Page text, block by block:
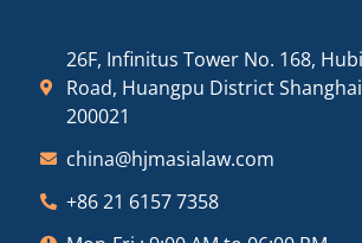
26F, Infinitus Tower No. 168,
Road, Huangpu District
200021
china@hjmasialaw.com
+86 21 6157 7358